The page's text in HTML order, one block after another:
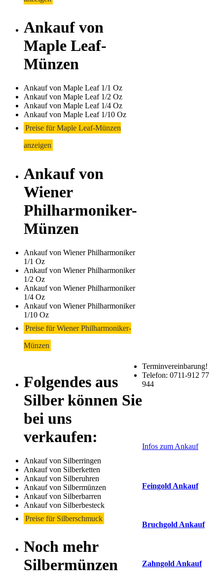
Ankauf von
Maple Leaf-
Münzen
Ankauf von Maple Leaf 1/1 Oz
Ankauf von Maple Leaf 1/2 Oz
Ankauf von Maple Leaf 1/4 Oz
Ankauf von Maple Leaf 1/10 Oz
Preise für Maple Leaf-Münzen
anzeigen
Ankauf von
Wiener
Philharmoniker-
Münzen
Ankauf von Wiener Philharmoniker
1/1 Oz
Ankauf von Wiener Philharmoniker
1/2 Oz
Ankauf von Wiener Philharmoniker
1/4 Oz
Ankauf von Wiener Philharmoniker
1/10 Oz
Preise für Wiener Philharmoniker-
Münzen
Folgendes aus
Silber können Sie
bei uns
verkaufen:
Ankauf von Silberringen
Ankauf von Silberketten
Ankauf von Silberuhren
Ankauf von Silbermünzen
Ankauf von Silberbarren
Ankauf von Silberbesteck
Preise für Silberschmuck
Noch mehr
Silbermünzen
Terminvereinbarung!
Telefon: 0711-912 77
944
Sidebar
(Primary)
Infos zum Ankauf
Feingold Ankauf
Bruchgold Ankauf
Zahngold Ankauf